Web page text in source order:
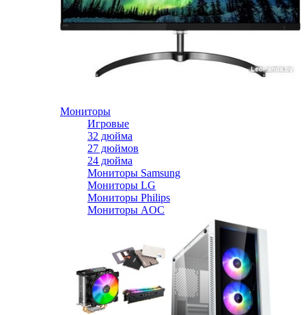
Мониторы
Игровые
32 дюйма
27 дюймов
24 дюйма
Мониторы Samsung
Мониторы LG
Мониторы Philips
Мониторы AOC